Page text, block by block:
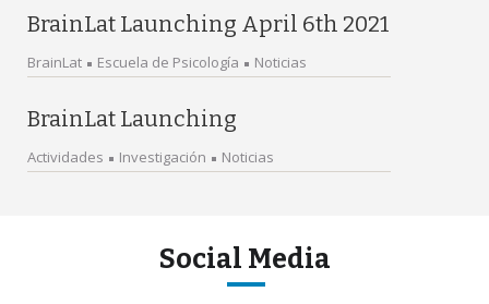
BrainLat Launching April 6th 2021
BrainLat Escuela de Psicología Noticias
BrainLat Launching
Actividades Investigación Noticias
Social Media